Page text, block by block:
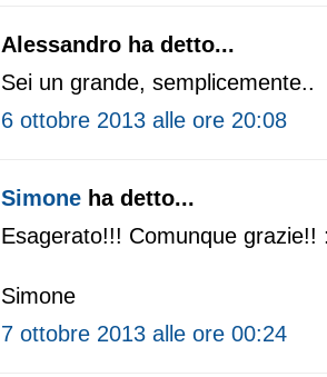
Alessandro ha detto...
Sei un grande, semplicemente..
6 ottobre 2013 alle ore 20:08
Simone ha detto...
Esagerato!!! Comunque grazie!!
Simone
7 ottobre 2013 alle ore 00:24